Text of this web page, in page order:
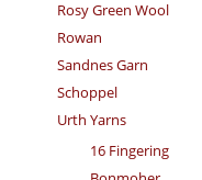
Rosy Green Wool
Rowan
Sandnes Garn
Schoppel
Urth Yarns
16 Fingering